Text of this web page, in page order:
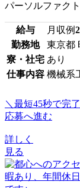
パーソルファク
給与 月収例
勤務地
東京都
寮・社宅 あり
仕事内容 機械系
＼最短45秒で完
応募へ進む
詳しく
見る